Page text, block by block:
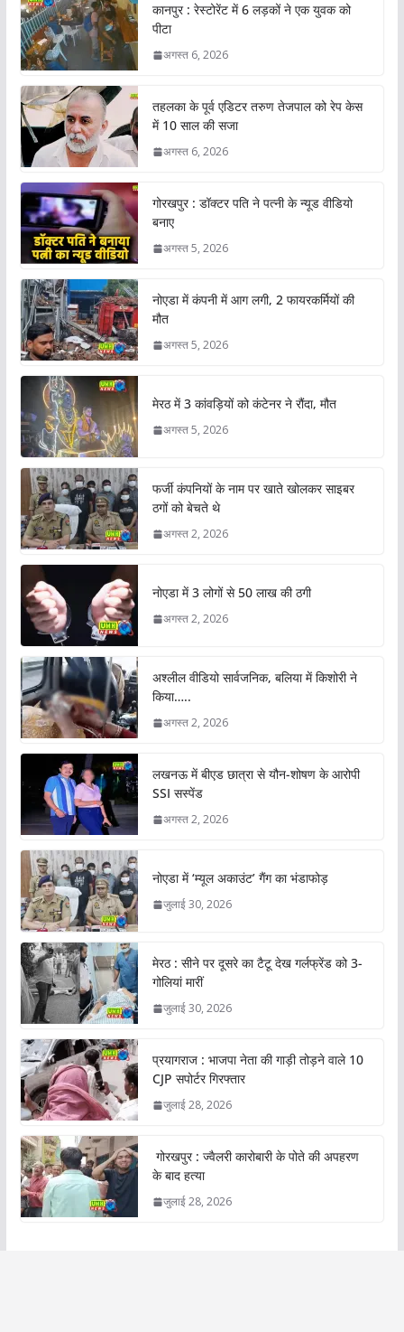
कानपुर : रेस्टोरेंट में 6 लड़कों ने एक युवक को
पीटा
अगस्त 6, 2026
तहलका के पूर्व एडिटर तरुण तेजपाल को रेप केस
में 10 साल की सजा
अगस्त 6, 2026
गोरखपुर : डॉक्टर पति ने पत्नी के न्यूड वीडियो
बनाए
अगस्त 5, 2026
नोएडा में कंपनी में आग लगी, 2 फायरकर्मियों की
मौत
अगस्त 5, 2026
मेरठ में 3 कांवड़ियों को कंटेनर ने रौंदा, मौत
अगस्त 5, 2026
फर्जी कंपनियों के नाम पर खाते खोलकर साइबर
ठगों को बेचते थे
अगस्त 2, 2026
नोएडा में 3 लोगों से 50 लाख की ठगी
अगस्त 2, 2026
अश्लील वीडियो सार्वजनिक, बलिया में किशोरी ने
किया…..
अगस्त 2, 2026
लखनऊ में बीएड छात्रा से यौन-शोषण के आरोपी
SSI सस्पेंड
अगस्त 2, 2026
नोएडा में ‘म्यूल अकाउंट’ गैंग का भंडाफोड़
जुलाई 30, 2026
मेरठ : सीने पर दूसरे का टैटू देख गर्लफ्रेंड को 3-
गोलियां मारीं
जुलाई 30, 2026
प्रयागराज : भाजपा नेता की गाड़ी तोड़ने वाले 10
CJP सपोर्टर गिरफ्तार
जुलाई 28, 2026
गोरखपुर : ज्वैलरी कारोबारी के पोते की अपहरण
के बाद हत्या
जुलाई 28, 2026